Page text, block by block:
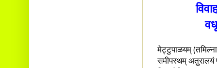
मेट्टुपाळयम्
समीपस्थम् अतुरालयं